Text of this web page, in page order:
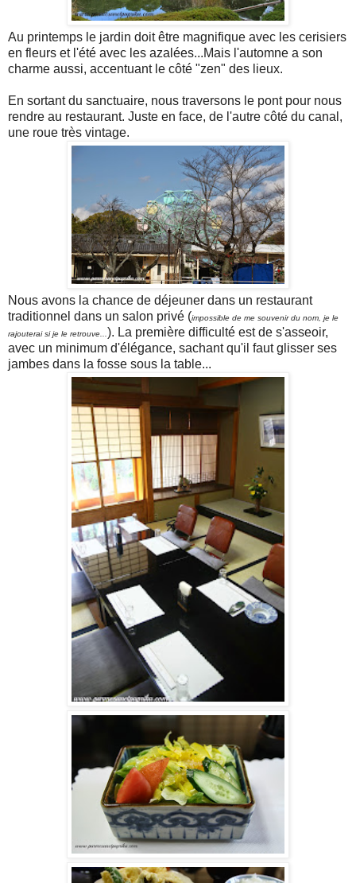
Au printemps le jardin doit être magnifique avec les cerisiers
en fleurs et l'été avec les azalées...Mais l'automne a son
charme aussi, accentuant le côté "zen" des lieux.
En sortant du sanctuaire, nous traversons le pont pour nous
rendre au restaurant. Juste en face, de l'autre côté du canal,
une roue très vintage.
Nous avons la chance de déjeuner dans un restaurant
traditionnel dans un salon privé (impossible de me souvenir du nom, je le
rajouterai si je le retrouve... ). La première difficulté est de s'asseoir,
avec un minimum d'élégance, sachant qu'il faut glisser ses
jambes dans la fosse sous la table...